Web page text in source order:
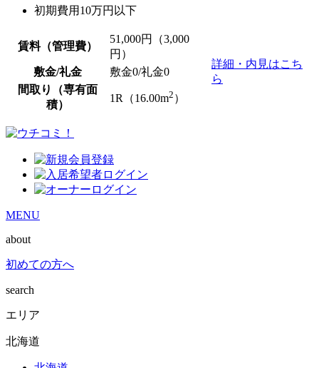
初期費用10万円以下
賃料（管理費）
51,000円（3,000
円）
詳細・内見はこち
ら
敷金/礼金 敷金0/礼金0
間取り（専有面
積）
1R（16.00m2 ）
MENU
about
初めての方へ
search
エリア
北海道